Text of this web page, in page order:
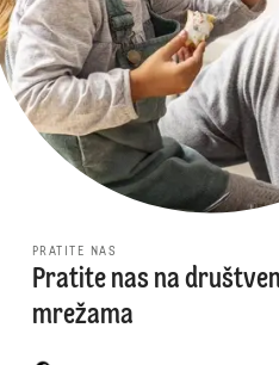
PRATITE NAS
Pratite nas na
mrežama